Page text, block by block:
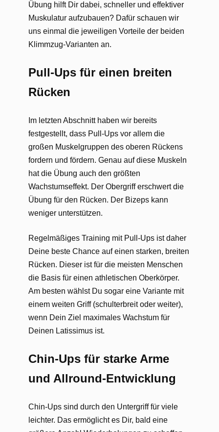
Übung hilft Dir dabei, schneller und effektiver
Muskulatur aufzubauen? Dafür schauen wir
uns einmal die jeweiligen Vorteile der beiden
Klimmzug-Varianten an.
Pull-Ups für einen breiten
Rücken
Im letzten Abschnitt haben wir bereits
festgestellt, dass Pull-Ups vor allem die
großen Muskelgruppen des oberen Rückens
fordern und fördern. Genau auf diese Muskeln
hat die Übung auch den größten
Wachstumseffekt. Der Obergriff erschwert die
Übung für den Rücken. Der Bizeps kann
weniger unterstützen.
Regelmäßiges Training mit Pull-Ups ist daher
Deine beste Chance auf einen starken, breiten
Rücken. Dieser ist für die meisten Menschen
die Basis für einen athletischen Oberkörper.
Am besten wählst Du sogar eine Variante mit
einem weiten Griff (schulterbreit oder weiter),
wenn Dein Ziel maximales Wachstum für
Deinen Latissimus ist.
Chin-Ups für starke Arme
und Allround-Entwicklung
Chin-Ups sind durch den Untergriff für viele
leichter. Das ermöglicht es Dir, bald eine